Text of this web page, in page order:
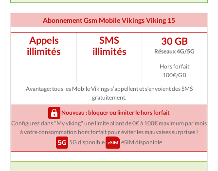
Abonnement Gsm Mobile Vikings Viking 15
Appels
illimités
SMS
illimités
30 GB
Réseaux 4G/5G
Hors forfait
100€/GB
Avantage: tous les Mobile Vikings s’appellent et s’envoient des SMS
gratuitement.
Nouveau : bloquer ou limiter le hors forfait
Configurez dans "My viking" une limite allant de 0€ à 100€ maximum par mois
à votre consommation hors forfait pour éviter les mauvaises surprises !
5G disponible
eSIM disponible